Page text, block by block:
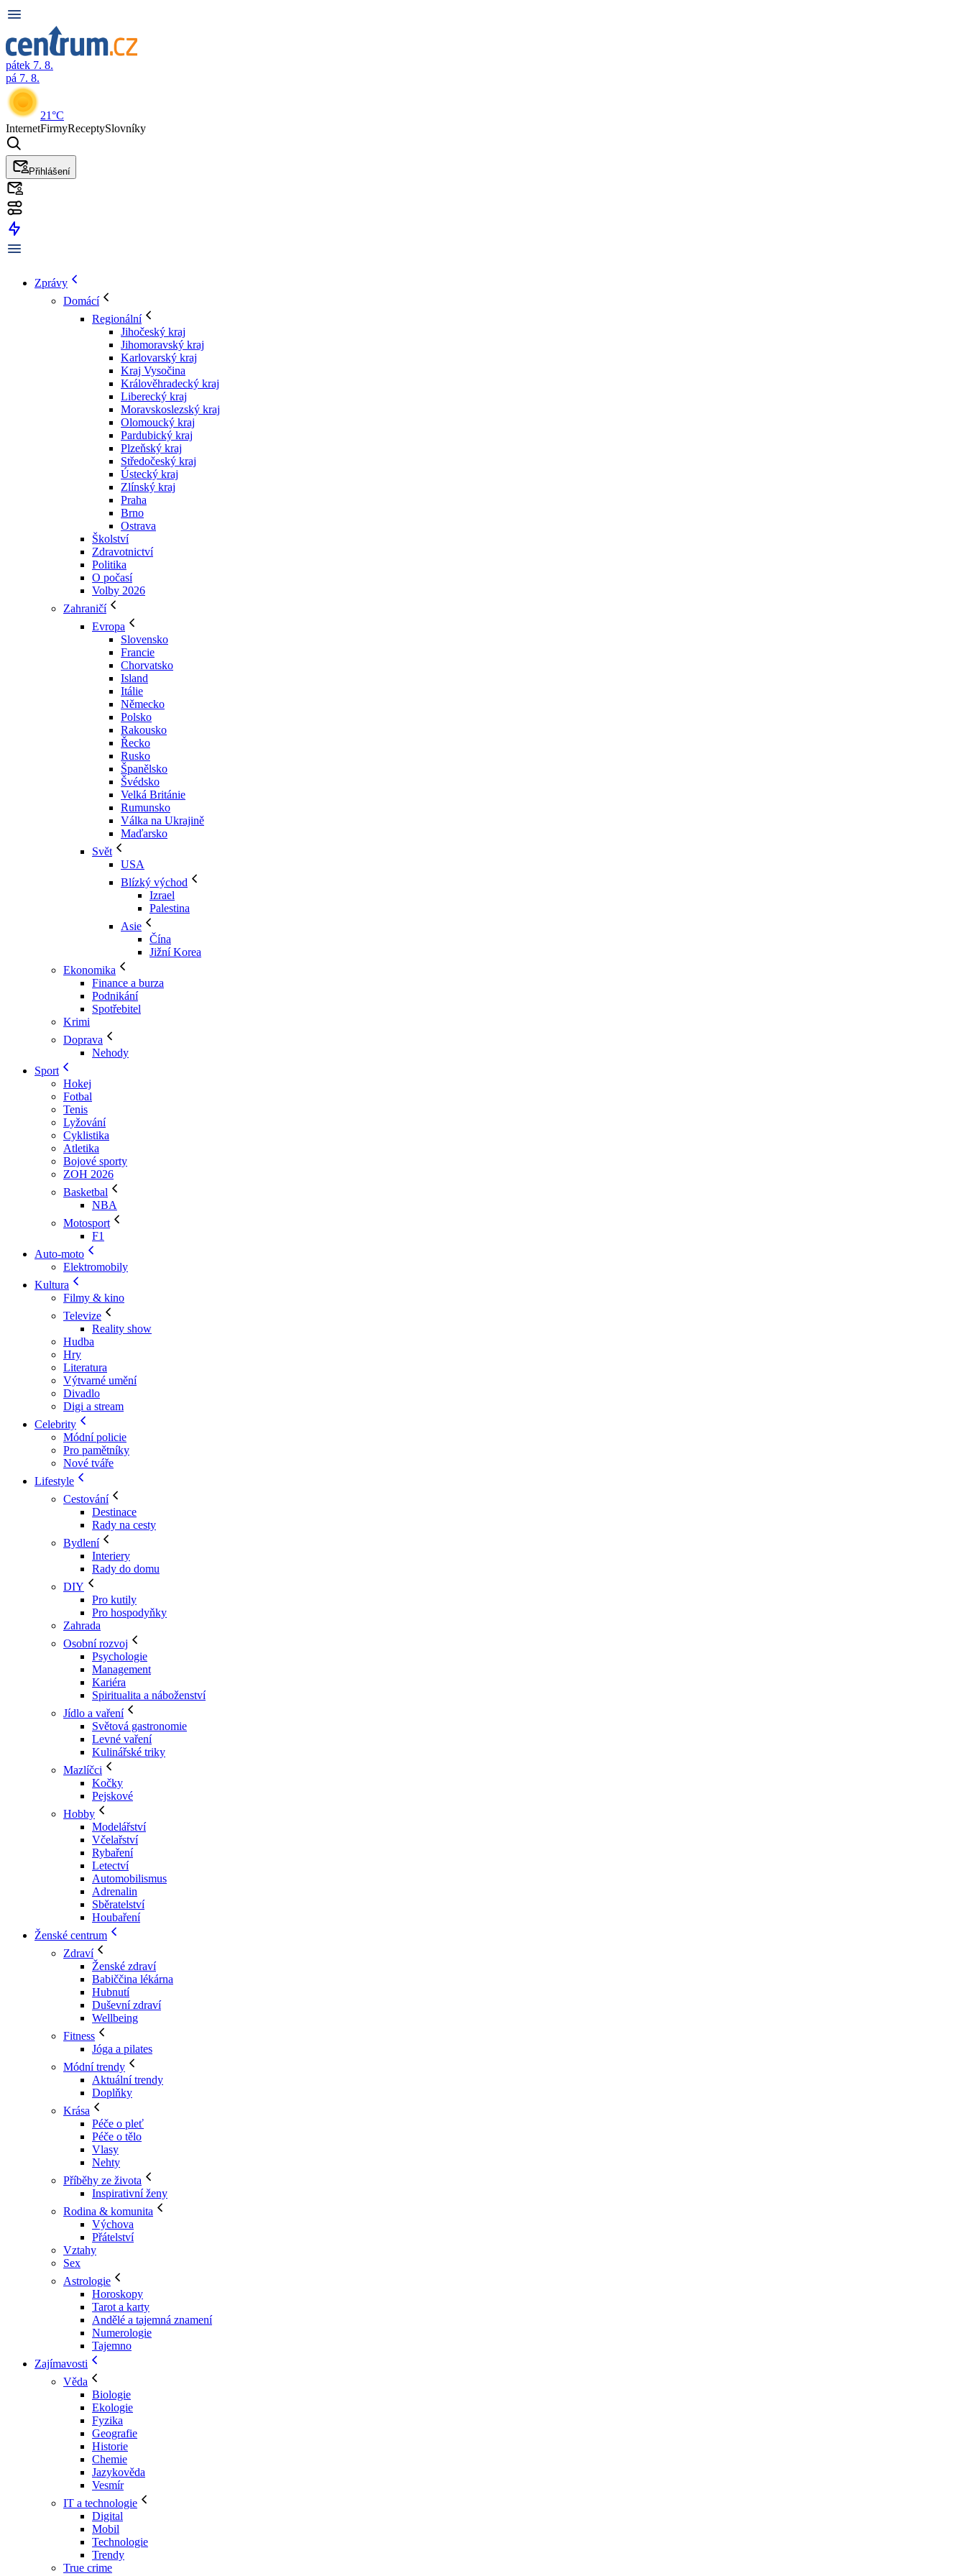
pátek 7. 8.
pá 7. 8.
21°C
InternetFirmyReceptySlovníky
Přihlášení
Zprávy
Domácí
Regionální
Jihočeský kraj
Jihomoravský kraj
Karlovarský kraj
Kraj Vysočina
Králověhradecký kraj
Liberecký kraj
Moravskoslezský kraj
Olomoucký kraj
Pardubický kraj
Plzeňský kraj
Středočeský kraj
Ústecký kraj
Zlínský kraj
Praha
Brno
Ostrava
Školství
Zdravotnictví
Politika
O počasí
Volby 2026
Zahraničí
Evropa
Slovensko
Francie
Chorvatsko
Island
Itálie
Německo
Polsko
Rakousko
Řecko
Rusko
Španělsko
Švédsko
Velká Británie
Rumunsko
Válka na Ukrajině
Maďarsko
Svět
USA
Blízký východ
Izrael
Palestina
Asie
Čína
Jižní Korea
Ekonomika
Finance a burza
Podnikání
Spotřebitel
Krimi
Doprava
Nehody
Sport
Hokej
Fotbal
Tenis
Lyžování
Cyklistika
Atletika
Bojové sporty
ZOH 2026
Basketbal
NBA
Motosport
F1
Auto-moto
Elektromobily
Kultura
Filmy & kino
Televize
Reality show
Hudba
Hry
Literatura
Výtvarné umění
Divadlo
Digi a stream
Celebrity
Módní policie
Pro pamětníky
Nové tváře
Lifestyle
Cestování
Destinace
Rady na cesty
Bydlení
Interiery
Rady do domu
DIY
Pro kutily
Pro hospodyňky
Zahrada
Osobní rozvoj
Psychologie
Management
Kariéra
Spiritualita a náboženství
Jídlo a vaření
Světová gastronomie
Levné vaření
Kulinářské triky
Mazlíčci
Kočky
Pejskové
Hobby
Modelářství
Včelařství
Rybaření
Letectví
Automobilismus
Adrenalin
Sběratelství
Houbaření
Ženské centrum
Zdraví
Ženské zdraví
Babiččina lékárna
Hubnutí
Duševní zdraví
Wellbeing
Fitness
Jóga a pilates
Módní trendy
Aktuální trendy
Doplňky
Krása
Péče o pleť
Péče o tělo
Vlasy
Nehty
Příběhy ze života
Inspirativní ženy
Rodina & komunita
Výchova
Přátelství
Vztahy
Sex
Astrologie
Horoskopy
Tarot a karty
Andělé a tajemná znamení
Numerologie
Tajemno
Zajímavosti
Věda
Biologie
Ekologie
Fyzika
Geografie
Historie
Chemie
Jazykověda
Vesmír
IT a technologie
Digital
Mobil
Technologie
Trendy
True crime